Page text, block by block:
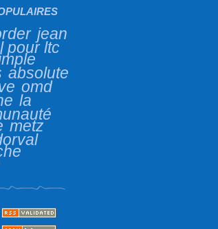
jean
pour ltc
absolute
omd
la
metz